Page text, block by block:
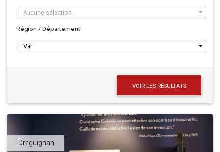
Aucune sélection
Région / Département
Var
VOIR LES RÉSULTATS
Draguignan